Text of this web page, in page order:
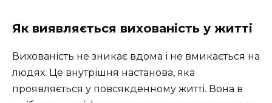
Як виявляється вихованість у житті
Вихованість не зникає вдома і не вмикається на
людях. Це внутрішня настанова, яка
проявляється у повсякденному житті. Вона в